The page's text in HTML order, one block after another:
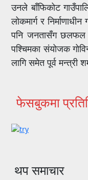
उनले बाँफिकोट
लोकमार्ग रनिर्माणाधीन
पनिजनतासँगछलफल
पश्चिमका संयोजक
लागि समेत पूर्व मन्त्री
फेसबुकमा
थप समाचार